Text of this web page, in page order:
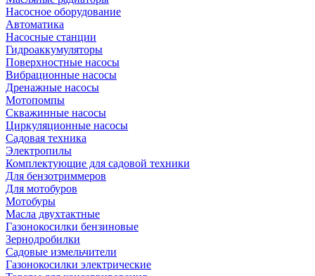
Насосное оборудование
Автоматика
Насосные станции
Гидроаккумуляторы
Поверхностные насосы
Вибрационные насосы
Дренажные насосы
Мотопомпы
Скважинные насосы
Циркуляционные насосы
Садовая техника
Электропилы
Комплектующие для садовой техники
Для бензотриммеров
Для мотобуров
Мотобуры
Масла двухтактные
Газонокосилки бензиновые
Зернодробилки
Садовые измельчители
Газонокосилки электрические